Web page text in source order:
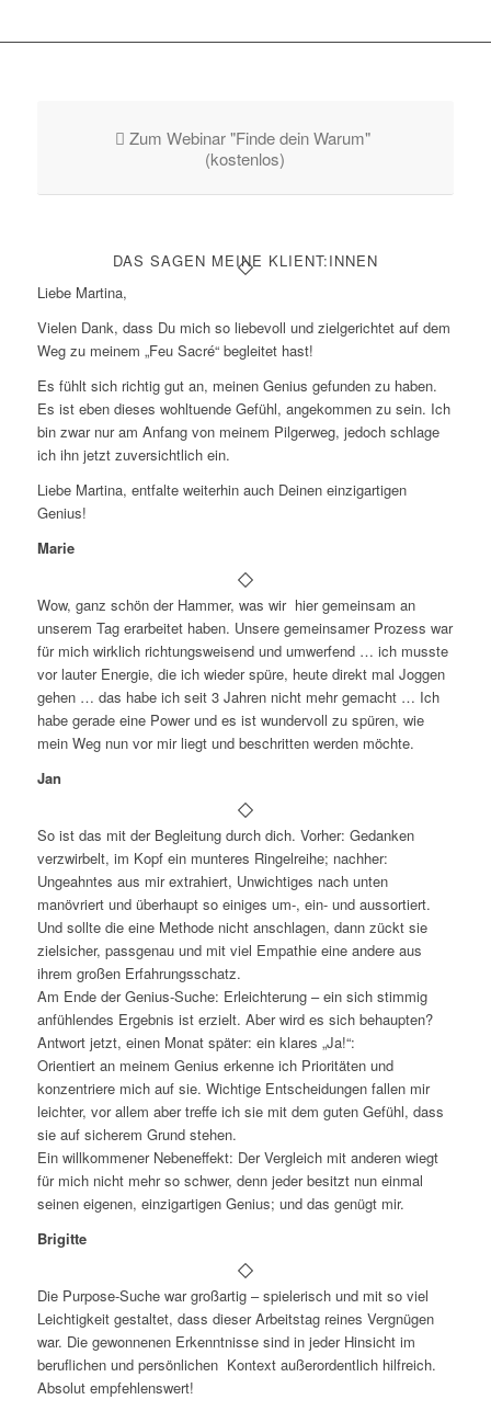
Zum Webinar "Finde dein Warum"
(kostenlos)
DAS SAGEN MEINE KLIENT:INNEN
Liebe Martina,
Vielen Dank, dass Du mich so liebevoll und zielgerichtet auf dem
Weg zu meinem „Feu Sacré“ begleitet hast!
Es fühlt sich richtig gut an, meinen Genius gefunden zu haben.
Es ist eben dieses wohltuende Gefühl, angekommen zu sein. Ich
bin zwar nur am Anfang von meinem Pilgerweg, jedoch schlage
ich ihn jetzt zuversichtlich ein.
Liebe Martina, entfalte weiterhin auch Deinen einzigartigen
Genius!
Marie
Wow, ganz schön der Hammer, was wir hier gemeinsam an
unserem Tag erarbeitet haben. Unsere gemeinsamer Prozess war
für mich wirklich richtungsweisend und umwerfend … ich musste
vor lauter Energie, die ich wieder spüre, heute direkt mal Joggen
gehen … das habe ich seit 3 Jahren nicht mehr gemacht … Ich
habe gerade eine Power und es ist wundervoll zu spüren, wie
mein Weg nun vor mir liegt und beschritten werden möchte.
Jan
So ist das mit der Begleitung durch dich. Vorher: Gedanken
verzwirbelt, im Kopf ein munteres Ringelreihe; nachher:
Ungeahntes aus mir extrahiert, Unwichtiges nach unten
manövriert und überhaupt so einiges um-, ein- und aussortiert.
Und sollte die eine Methode nicht anschlagen, dann zückt sie
zielsicher, passgenau und mit viel Empathie eine andere aus
ihrem großen Erfahrungsschatz.
Am Ende der Genius-Suche: Erleichterung – ein sich stimmig
anfühlendes Ergebnis ist erzielt. Aber wird es sich behaupten?
Antwort jetzt, einen Monat später: ein klares „Ja!“:
Orientiert an meinem Genius erkenne ich Prioritäten und
konzentriere mich auf sie. Wichtige Entscheidungen fallen mir
leichter, vor allem aber treffe ich sie mit dem guten Gefühl, dass
sie auf sicherem Grund stehen.
Ein willkommener Nebeneffekt: Der Vergleich mit anderen wiegt
für mich nicht mehr so schwer, denn jeder besitzt nun einmal
seinen eigenen, einzigartigen Genius; und das genügt mir.
Brigitte
Die Purpose-Suche war großartig – spielerisch und mit so viel
Leichtigkeit gestaltet, dass dieser Arbeitstag reines Vergnügen
war. Die gewonnenen Erkenntnisse sind in jeder Hinsicht im
beruflichen und persönlichen Kontext außerordentlich hilfreich.
Absolut empfehlenswert!